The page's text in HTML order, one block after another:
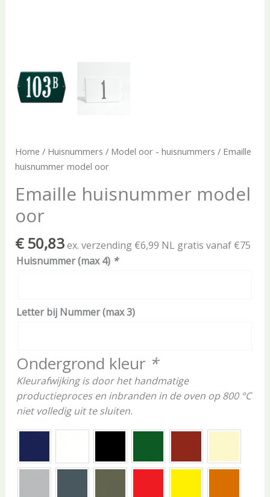
Home / Huisnummers / Model oor - huisnummers / Emaille
huisnummer model oor
Emaille huisnummer model
oor
€50,83ex. verzending €6,99 NL gratis vanaf €75
Huisnummer (max 4) *
Letter bij Nummer (max 3)
Ondergrond kleur *
Kleurafwijking is door het handmatige
productieproces en inbranden in de oven op 800 °C
niet volledig uit te sluiten.